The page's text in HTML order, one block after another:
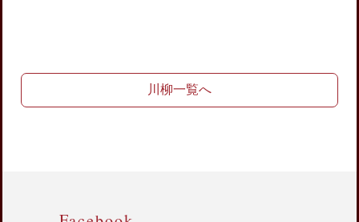
川柳一覧へ